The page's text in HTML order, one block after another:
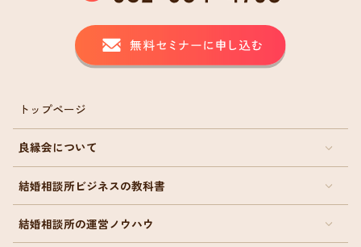
トップページ
良縁会について
結婚相談所ビジネスの教科書
結婚相談所の運営ノウハウ